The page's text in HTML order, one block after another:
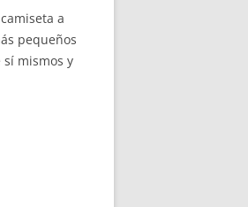
a
pequeños
mismos y